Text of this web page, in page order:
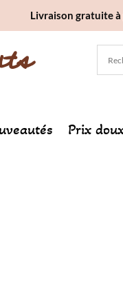
Livraison gratuite
Prix